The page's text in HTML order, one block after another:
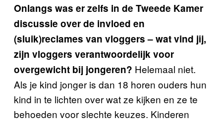
Onlangs was er zelfs in de Tweede Kamer
discussie over de invloed en
(sluik)reclames van vloggers – wat vind jij,
zijn vloggers verantwoordelijk voor
overgewicht bij jongeren? Helemaal niet.
Als je kind jonger is dan 18 horen ouders hun
kind in te lichten over wat ze kijken en ze te
behoeden voor slechte keuzes. Kinderen